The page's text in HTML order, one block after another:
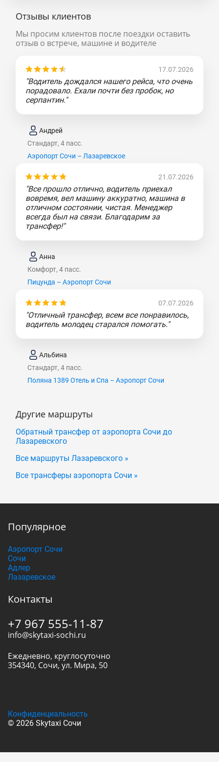
Отзывы клиентов
Мы просим клиентов после поездки оставить
отзыв о встрече, машине и водителе
17.07.2026
"Водитель дождался нашего рейса, что очень
порадовало. Ехали почти без пробок, но
серпантин."
Андрей
Стандарт, 4 пасс.
Аэропорт Сочи – Лазаревское
21.07.2026
"Все прошло отлично, водитель приехал
вовремя, вел машину аккуратно, машина в
отличном состоянии, чистая. Менеджер
всегда был на связи. Благодарим за
трансфер!"
Анна
Комфорт, 4 пасс.
Пицунда – Аэропорт Сочи
07.07.2026
"Отличный трансфер, всем все понравилось,
водитель молодец старался помогать."
Альбина
Стандарт, 4 пасс.
Поляна 1389 Отель и Спа – Аэропорт Сочи
Другие маршруты
Обратный трансфер от аэропорта Сочи до
Лазаревского
Все маршруты Лазаревского »
Все трансферы аэропорта Сочи »
Популярное
Аэропорт Сочи
Сочи
Адлер
Лазаревское
Контакты
+7 967 555-11-87
info@skytaxi-sochi.ru
Ежедневно, круглосуточно
354340, Сочи, ул. Мира, 50
© 2026 Skytaxi Сочи
Конфиденциальность